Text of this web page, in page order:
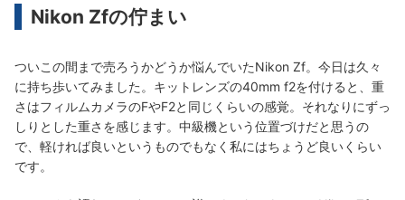
Nikon Zfの佇まい
ついこの間まで売ろうかどうか悩んでいたNikon Zf。今日は久々
に持ち歩いてみました。キットレンズの40mm f2を付けると、重
さはフィルムカメラのFやF2と同じくらいの感覚。それなりにずっ
しりとした重さを感じます。中級機という位置づけだと思うの
で、軽ければ良いというものでもなく私にはちょうど良いくらい
です。